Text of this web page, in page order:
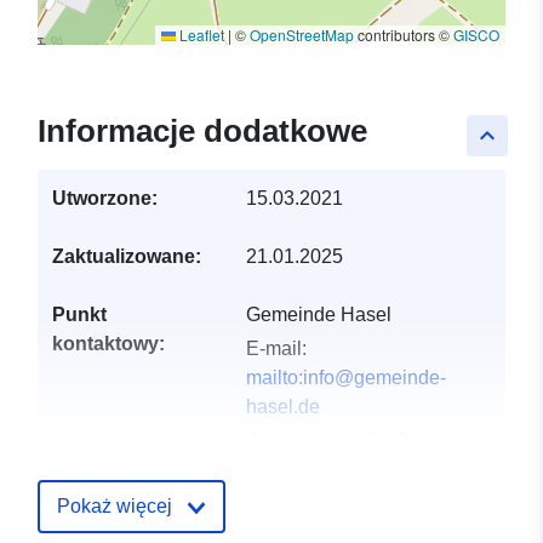
Leaflet | ©OpenStreetMapcontributors ©GISCO
keyboard_arrow_up
Informacje dodatkowe
Utworzone: 15.03.2021
Zaktualizowane: 21.01.2025
Punkt
kontaktowy:
Gemeinde Hasel
E-mail:
mailto:info@gemeinde-
hasel.de
Pokaż więcej